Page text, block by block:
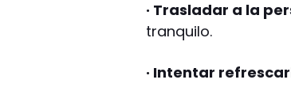
· Trasladar a la
tranquilo.
· Intentar